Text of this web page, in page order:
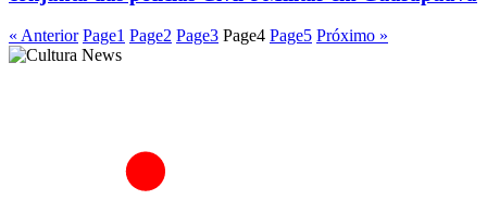
« Anterior Page1 Page2 Page3 Page4 Page5 Próximo »